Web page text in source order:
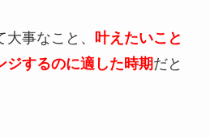
事なこと、
叶えたいこと
ジするのに適した時期だと